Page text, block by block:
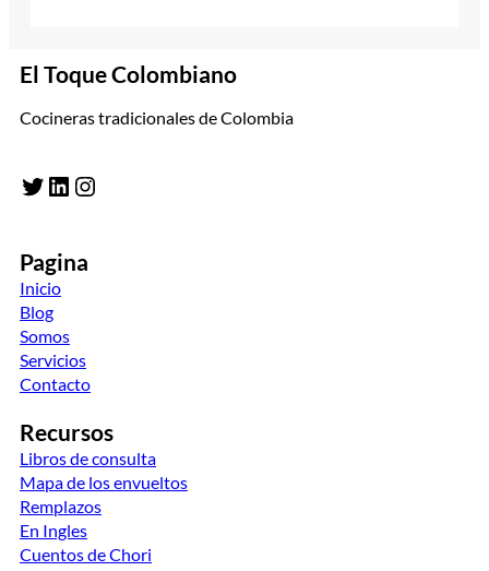
El Toque Colombiano
Cocineras tradicionales de Colombia
Twitter LinkedIn Instagram
Pagina
Inicio
Blog
Somos
Servicios
Contacto
Recursos
Libros de consulta
Mapa de los envueltos
Remplazos
En Ingles
Cuentos de Chori